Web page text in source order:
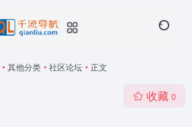
• 其他分类 • 社区论坛 • 正文
收藏 0